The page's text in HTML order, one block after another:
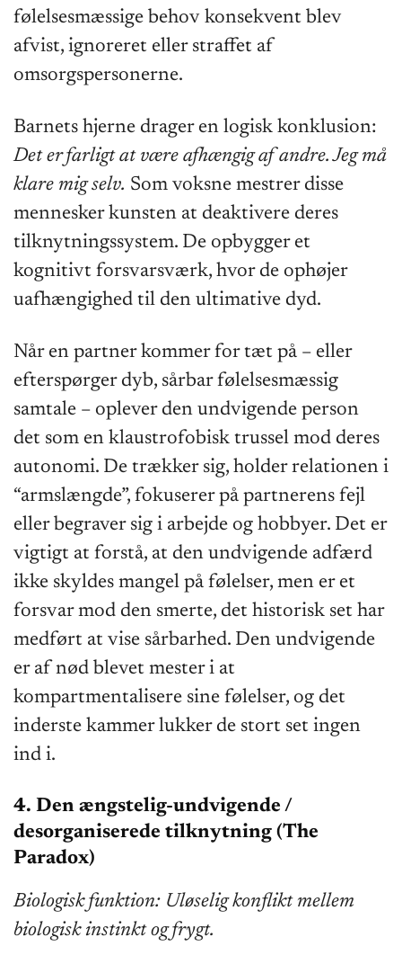
følelsesmæssige behov konsekvent blev
afvist, ignoreret eller straffet af
omsorgspersonerne.
Barnets hjerne drager en logisk konklusion:
Det er farligt at være afhængig af andre. Jeg må
klare mig selv. Som voksne mestrer disse
mennesker kunsten at deaktivere deres
tilknytningssystem. De opbygger et
kognitivt forsvarsværk, hvor de ophøjer
uafhængighed til den ultimative dyd.
Når en partner kommer for tæt på – eller
efterspørger dyb, sårbar følelsesmæssig
samtale – oplever den undvigende person
det som en klaustrofobisk trussel mod deres
autonomi. De trækker sig, holder relationen i
“armslængde”, fokuserer på partnerens fejl
eller begraver sig i arbejde og hobbyer. Det er
vigtigt at forstå, at den undvigende adfærd
ikke skyldes mangel på følelser, men er et
forsvar mod den smerte, det historisk set har
medført at vise sårbarhed. Den undvigende
er af nød blevet mester i at
kompartmentalisere sine følelser, og det
inderste kammer lukker de stort set ingen
ind i.
4. Den ængstelig-undvigende /
desorganiserede tilknytning (The
Paradox)
Biologisk funktion: Uløselig konflikt mellem
biologisk instinkt og frygt.